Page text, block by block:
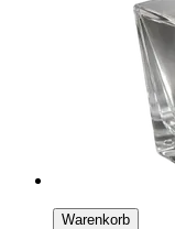
Warenkorb